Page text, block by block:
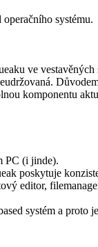
systému.
ve vestavěných
komponentu
PC (i jinde).
poskytuje
editor,
systém a proto